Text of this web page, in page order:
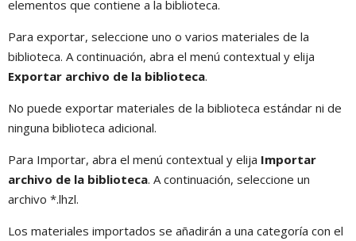
elementos que contiene a la biblioteca.
Para exportar, seleccione uno o varios materiales de la
biblioteca. A continuación, abra el menú contextual y elija
Exportar archivo de la biblioteca.
No puede exportar materiales de la biblioteca estándar ni de
ninguna biblioteca adicional.
Para Importar, abra el menú contextual y elija Importar
archivo de la biblioteca. A continuación, seleccione un
archivo *.lhzl.
Los materiales importados se añadirán a una categoría con el